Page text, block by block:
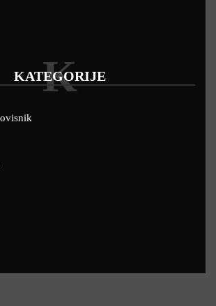
KATEGORIJE
K